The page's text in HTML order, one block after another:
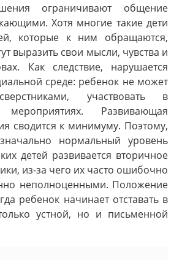
ограничивают общение
Хотя многие такие дети
которые к ним обращаются,
выразить свои мысли, чувства и
Как следствие, нарушается
среде: ребенок не может
участвовать в
мероприятиях. Развивающая
сводится к минимуму. Поэтому,
нормальный уровень
детей развивается вторичное
из-за чего их часто ошибочно
неполноценными. Положение
ребенок начинает отставать в
устной, но и письменной